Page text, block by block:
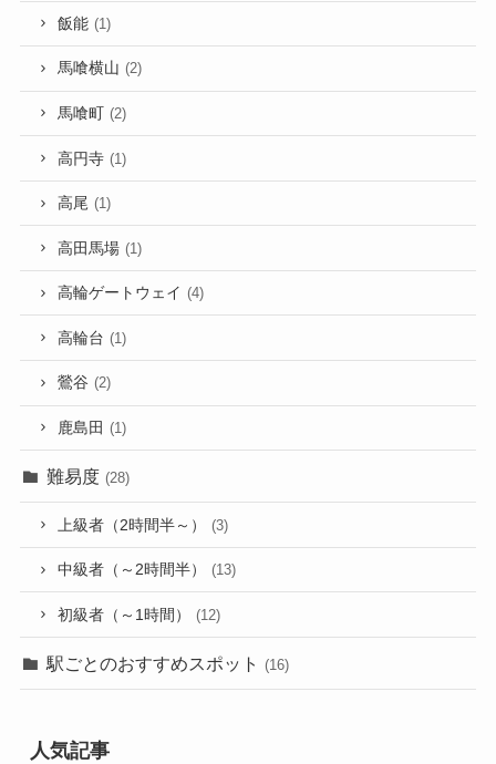
飯能 (1)
馬喰横山 (2)
馬喰町 (2)
高円寺 (1)
高尾 (1)
高田馬場 (1)
高輪ゲートウェイ (4)
高輪台 (1)
鶯谷 (2)
鹿島田 (1)
難易度 (28)
上級者（2時間半～） (3)
中級者（～2時間半） (13)
初級者（～1時間） (12)
駅ごとのおすすめスポット (16)
人気記事